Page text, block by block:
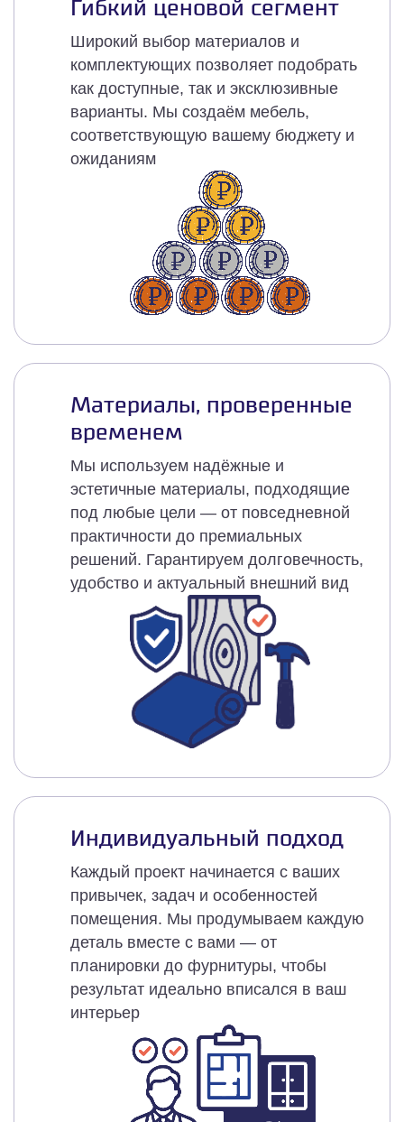
Гибкий ценовой сегмент
Широкий выбор материалов и
комплектующих позволяет подобрать
как доступные, так и эксклюзивные
варианты. Мы создаём мебель,
соответствующую вашему бюджету и
ожиданиям
Материалы, проверенные
временем
Мы используем надёжные и
эстетичные материалы, подходящие
под любые цели — от повседневной
практичности до премиальных
решений. Гарантируем долговечность,
удобство и актуальный внешний вид
Индивидуальный подход
Каждый проект начинается с ваших
привычек, задач и особенностей
помещения. Мы продумываем каждую
деталь вместе с вами — от
планировки до фурнитуры, чтобы
результат идеально вписался в ваш
интерьер